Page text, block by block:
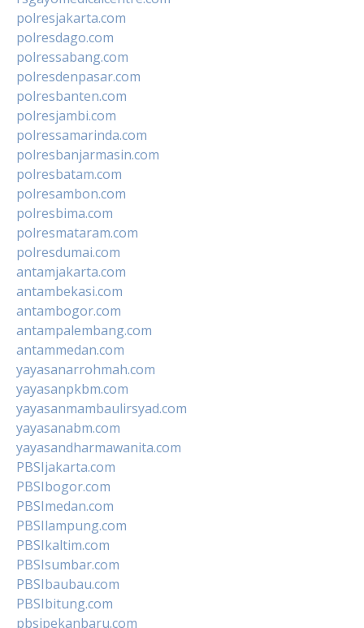
polresjakarta.com
polresdago.com
polressabang.com
polresdenpasar.com
polresbanten.com
polresjambi.com
polressamarinda.com
polresbanjarmasin.com
polresbatam.com
polresambon.com
polresbima.com
polresmataram.com
polresdumai.com
antamjakarta.com
antambekasi.com
antambogor.com
antampalembang.com
antammedan.com
yayasanarrohmah.com
yayasanpkbm.com
yayasanmambaulirsyad.com
yayasanabm.com
yayasandharmawanita.com
PBSIjakarta.com
PBSIbogor.com
PBSImedan.com
PBSIlampung.com
PBSIkaltim.com
PBSIsumbar.com
PBSIbaubau.com
PBSIbitung.com
pbsipekanbaru.com